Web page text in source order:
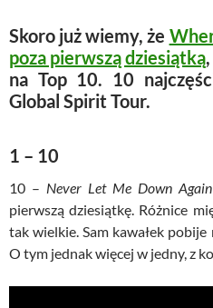
Skoro już wiemy, że
poza pierwszą dziesiątką
na Top 10. 10
Global Spirit Tour.
1 – 10
10 – Never Let Me Down Again
pierwszą dziesiątkę. Różnice
tak wielkie. Sam kawałek
O tym jednak więcej w jedny, z